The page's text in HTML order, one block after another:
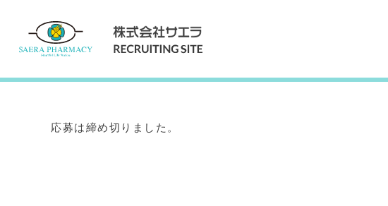
Internship
応募は締め切りました。